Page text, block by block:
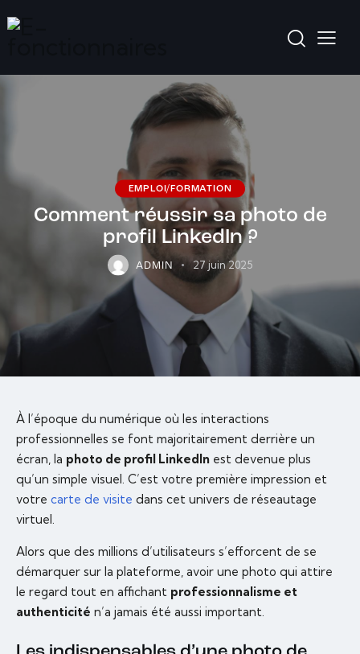
EMPLOI/FORMATION
Comment réussir sa photo de
profil LinkedIn ?
ADMIN 27 juin 2025
À l’époque du numérique où les interactions
professionnelles se font majoritairement derrière un
écran, la photo de profil LinkedIn est devenue plus
qu’un simple visuel. C’est votre première impression et
votre carte de visite dans cet univers de réseautage
virtuel.
Alors que des millions d’utilisateurs s’efforcent de se
démarquer sur la plateforme, avoir une photo qui attire
le regard tout en affichant professionnalisme et
authenticité n’a jamais été aussi important.